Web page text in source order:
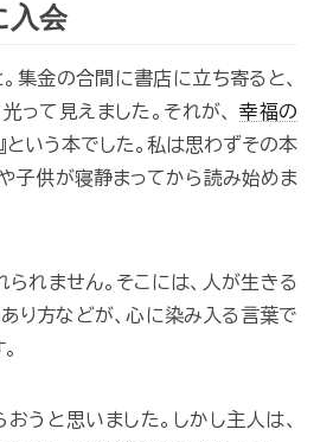
入会
集金の合間に書店に立ち寄ると、
って見えました。それが、幸福の
』という本でした。私は思わずその本
子供が寝静まってから読み始めま
れません。そこには、人が生きる
り方などが、心に染み入る言葉で
うと思いました。しかし主人は、